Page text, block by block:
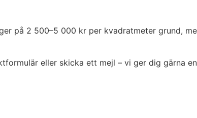
på 2 500–5 000 kr per kvadratmeter grund,
eller skicka ett mejl – vi ger dig gärna